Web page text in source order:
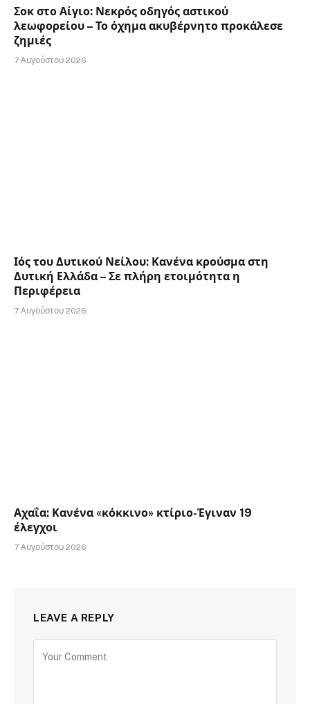
Σοκ στο Αίγιο: Νεκρός οδηγός αστικού
λεωφορείου – Το όχημα ακυβέρνητο προκάλεσε
ζημιές
7 Αυγούστου 2026
Ιός του Δυτικού Νείλου: Κανένα κρούσμα στη
Δυτική Ελλάδα – Σε πλήρη ετοιμότητα η
Περιφέρεια
7 Αυγούστου 2026
Αχαΐα: Κανένα «κόκκινο» κτίριο-Έγιναν 19
έλεγχοι
7 Αυγούστου 2026
LEAVE A REPLY